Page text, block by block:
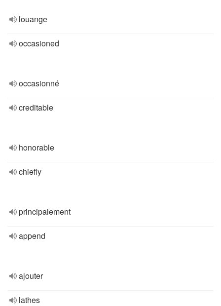
louange
occasioned
occasionné
creditable
honorable
chiefly
principalement
append
ajouter
lathes